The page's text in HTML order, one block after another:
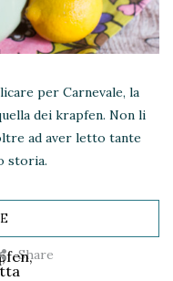
per Carnevale, la
dei krapfen. Non li
ad aver letto tante
storia.
Share